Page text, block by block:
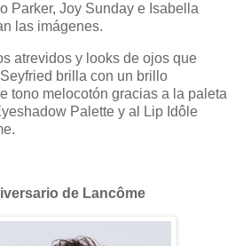
Parker, Joy Sunday e Isabella
las imágenes.
atrevidos y looks de ojos que
brilla con un brillo
tono melocotón gracias a la paleta
Palette y al Lip Idôle
de Lancôme